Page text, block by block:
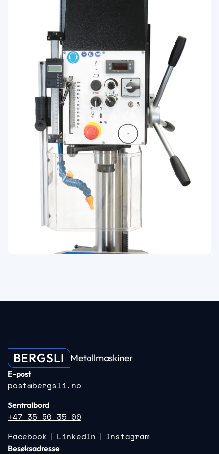
BERGSLI Metallmaskiner
E-post
post@bergsli.no
Sentralbord
+47 35 50 35 00
Facebook | LinkedIn | Instagram
Besøksadresse